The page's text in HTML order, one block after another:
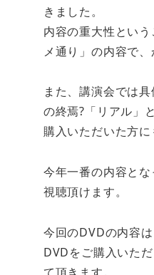
きました。
内容の重大性とい
メ通り」の内容で
また、講演会では
の終焉?「リアル」
購入いただいた方に
今年一番の内容と
視聴頂けます。
今回のDVDの内容
DVDをご購入いた